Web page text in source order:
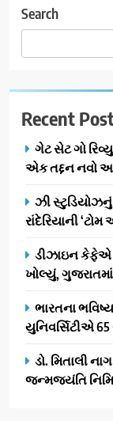
Search
Recent
ગેટ સેટ ગો
એક તદ્દન નવો
ઝી સ્ટુડિયોઝનું
રાંદેરિયાની
ડીઝાઇન
ખોલ્યું,
ભારતના
યુનિવર્સિટીએ
ડો. મિતાલી
જન્મજયંતિ